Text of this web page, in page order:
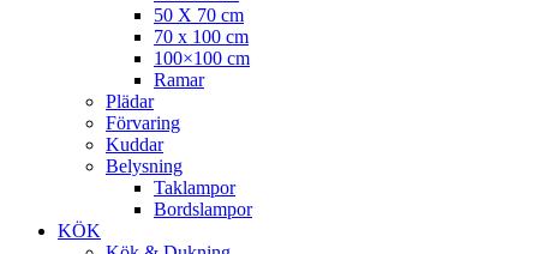
50 X 70 cm
70 x 100 cm
100×100 cm
Ramar
Plädar
Förvaring
Kuddar
Belysning
Taklampor
Bordslampor
KÖK